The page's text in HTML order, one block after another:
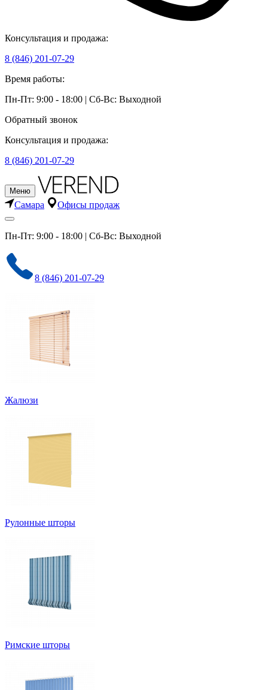
Консультация и продажа:
8 (846) 201-07-29
Время работы:
Пн-Пт: 9:00 - 18:00 | Сб-Вс: Выходной
Обратный звонок
Консультация и продажа:
8 (846) 201-07-29
Меню
Самара Офисы продаж
Пн-Пт: 9:00 - 18:00 | Сб-Вс: Выходной
8 (846) 201-07-29
Жалюзи
Рулонные шторы
Римские шторы